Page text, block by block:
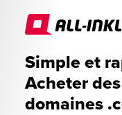
Simple et
Acheter des
domaines